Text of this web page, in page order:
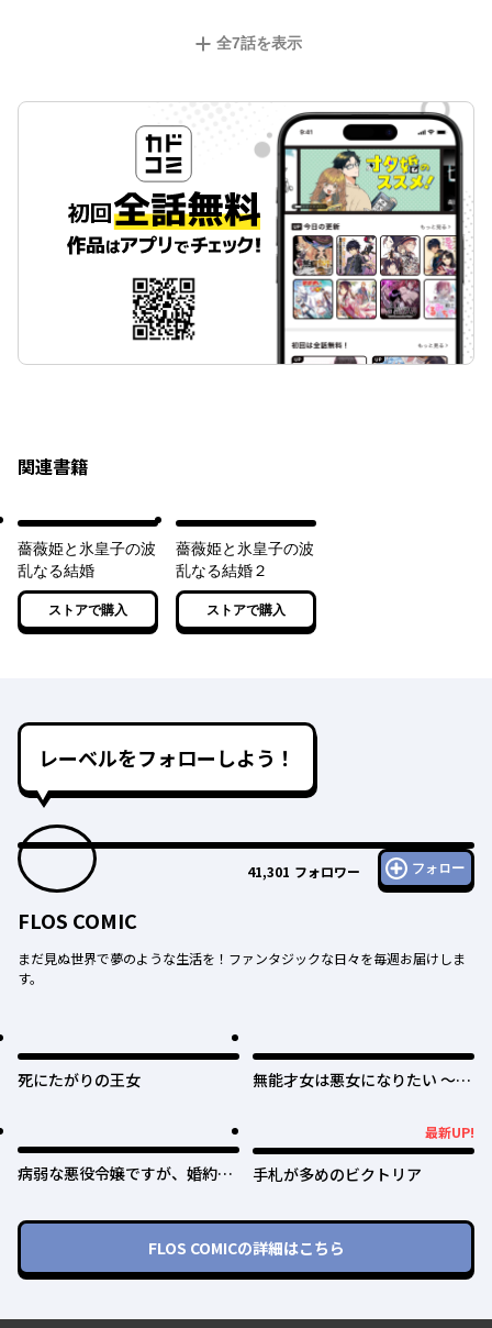
全7話を表示
関連書籍
薔薇姫と氷皇子の波
乱なる結婚
ストアで購入
薔薇姫と氷皇子の波
乱なる結婚２
ストアで購入
レーベルをフォローしよう！
41,301 フォロワー フォロー
FLOS COMIC
まだ見ぬ世界で夢のような生活を！ファンタジックな日々を毎週お届けしま
す。
死にたがりの王女
無能才女は悪女になりたい ～義
爵様の溺愛に気づかない～
病弱な悪役令嬢ですが、婚約者
たち犬猿の仲でしたよね!?)
最新UP!
手札が多めのビクトリア
FLOS COMICの詳細はこちら